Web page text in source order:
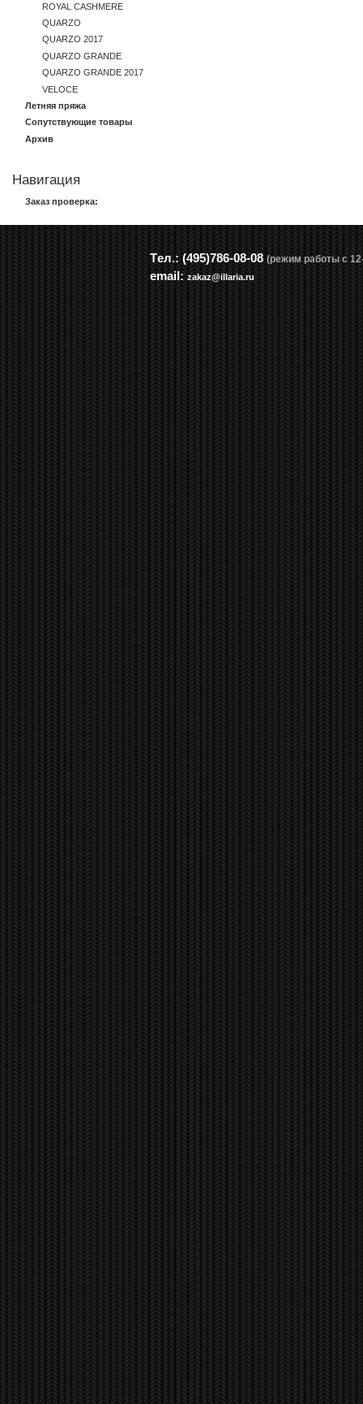
ROYAL CASHMERE
QUARZO
QUARZO 2017
QUARZO GRANDE
QUARZO GRANDE 2017
VELOCE
Летняя пряжа
Сопутствующие товары
Архив
Навигация
Заказ проверка:
Tел.: (495)786-08-08 (режим работы с
email: zakaz@illaria.ru